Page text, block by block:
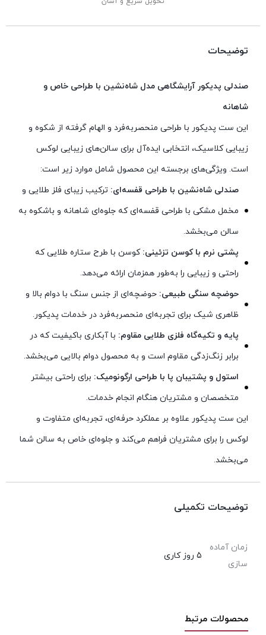
توضیحات
صندلی پدیکور آرایشگاهی مدل شاه‌نشین با طراحی خاص و
شاهانه
این ست پدیکور با طراحی منحصربه‌فرد و الهام گرفته از شکوه و
زیبایی کلاسیک، انتخابی ایده‌آل برای سالن‌های زیبایی لوکس
است. ویژگی‌های برجسته این محصول شامل موارد زیر است:
صندلی شاه‌نشین با طراحی قفسه‌ای: ترکیب زیبای فلز طلایی و
مخمل مشکی با طراحی قفسه‌ای که جلوه‌ای شاهانه و باشکوه به
سالن می‌بخشد.
پشتی نرم با کوسن تزئینی: کوسن با طرح ستاره طلایی که
راحتی و زیبایی را به‌طور همزمان ارائه می‌دهد.
حوضچه سنگی طبیعی: حوضچه‌ای از جنس سنگ با دوام بالا و
ظاهری شیک برای تجربه‌ای منحصر‌به‌فرد در خدمات پدیکور.
پایه و تکیه‌گاه فلزی طلایی مقاوم: با آبکاری باکیفیت که در
برابر زنگ‌زدگی مقاوم است و به محصول دوام بالایی می‌بخشد.
استول و پشتیبان پا با طراحی ارگونومیک: برای راحتی بیشتر
متخصصان و مشتریان هنگام انجام خدمات.
این ست پدیکور علاوه بر عملکرد حرفه‌ای، تجربه‌ای متفاوت و
لوکس را برای مشتریان فراهم می‌کند و جلوه‌ای خاص به سالن شما
می‌بخشد.
توضیحات تکمیلی
زمان آماده
سازی
5 روز کاری
محصولات مرتبط